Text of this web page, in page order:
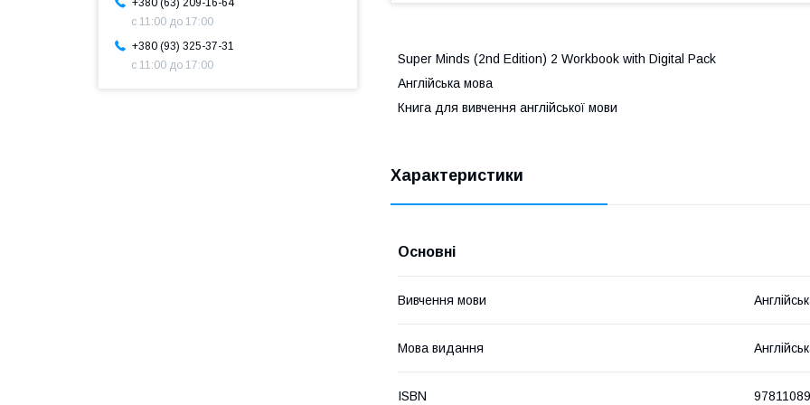
Super Minds (2nd Edition) 2 Workbook with Digital Pack
Англійська мова
Книга для вивчення англійської мови
Характеристики
Основні
Вивчення мови
Мова видання
ISBN
+380 (63) 209-16-64
с 11:00 до 17:00
+380 (93) 325-37-31
с 11:00 до 17:00